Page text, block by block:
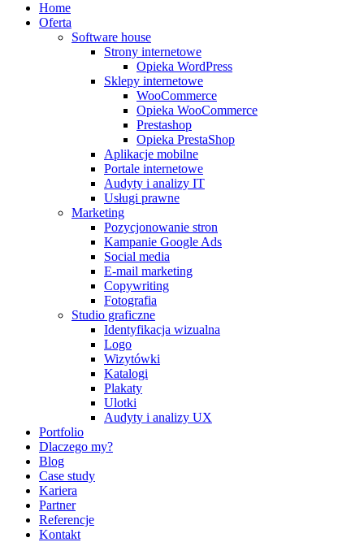
Home
Oferta
Software house
Strony internetowe
Opieka WordPress
Sklepy internetowe
WooCommerce
Opieka WooCommerce
Prestashop
Opieka PrestaShop
Aplikacje mobilne
Portale internetowe
Audyty i analizy IT
Usługi prawne
Marketing
Pozycjonowanie stron
Kampanie Google Ads
Social media
E-mail marketing
Copywriting
Fotografia
Studio graficzne
Identyfikacja wizualna
Logo
Wizytówki
Katalogi
Plakaty
Ulotki
Audyty i analizy UX
Portfolio
Dlaczego my?
Blog
Case study
Kariera
Partner
Referencje
Kontakt